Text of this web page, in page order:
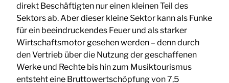
direkt Beschäftigten nur einen kleinen Teil des
Sektors ab. Aber dieser kleine Sektor kann als Funke
für ein beeindruckendes Feuer und als starker
Wirtschaftsmotor gesehen werden – denn durch
den Vertrieb über die Nutzung der geschaffenen
Werke und Rechte bis hin zum Musiktourismus
entsteht eine Bruttowertschöpfung von 7,5